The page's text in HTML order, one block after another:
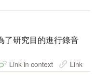
了研究目的進行錄音
Link in context Link